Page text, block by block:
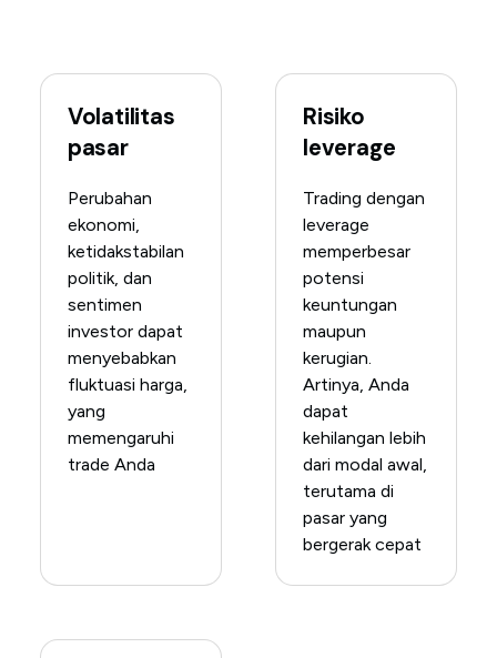
Volatilitas
pasar
Perubahan
ekonomi,
ketidakstabilan
politik, dan
sentimen
investor dapat
menyebabkan
fluktuasi harga,
yang
memengaruhi
trade Anda
Risiko
leverage
Trading dengan
leverage
memperbesar
potensi
keuntungan
maupun
kerugian.
Artinya, Anda
dapat
kehilangan lebih
dari modal awal,
terutama di
pasar yang
bergerak cepat